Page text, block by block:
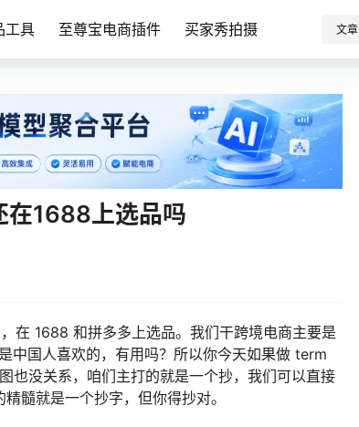
工具 至尊宝电商插件 买家秀拍摄 文章
1688上选品吗
在 1688 和拼多多上选品。我们干跨境电商主要是
中国人喜欢的，有用吗？所以你今天如果做 term
也没关系，咱们主打的就是一个抄，我们可以直接
髓就是一个抄字，但你得抄对。